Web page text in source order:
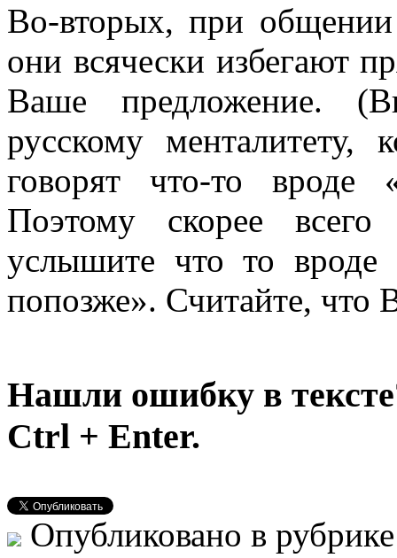
Во-вторых, при
они всячески избегают
Ваше предложение.
русскому менталитету,
говорят что-то вроде
Поэтому скорее
услышите что то
попозже». Считайте, что
Нашли ошибку в
Ctrl + Enter.
Опубликовано в